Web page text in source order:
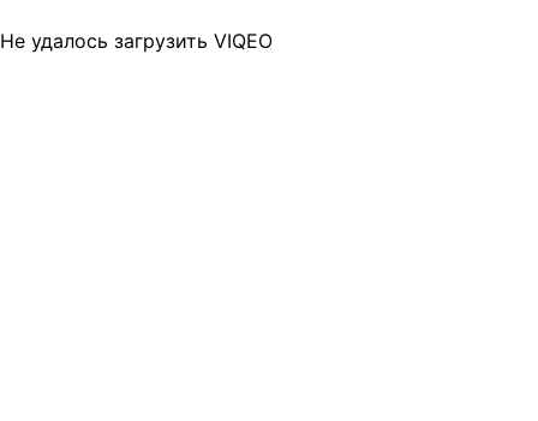
Не удалось загрузить VIQEO